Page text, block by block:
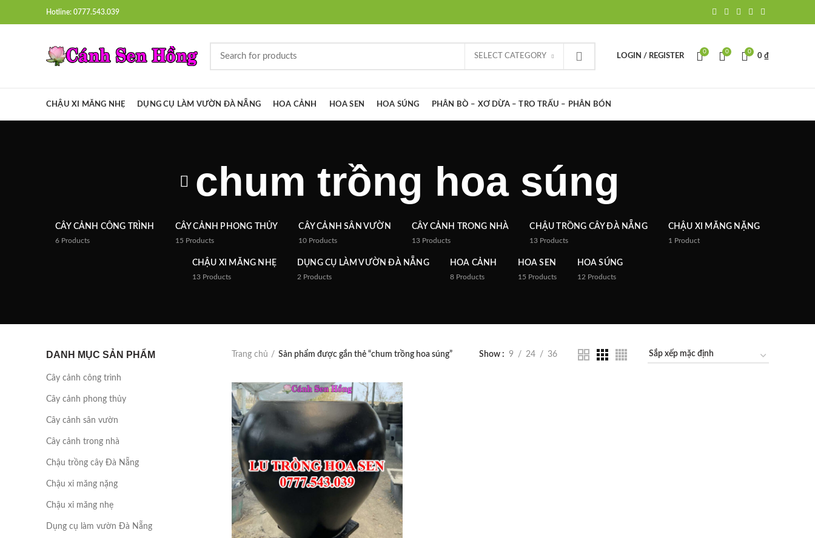
Hotline: 0777.543.039
SELECT CATEGORY LOGIN / REGISTER
0 0 0
0 ₫
CHẬU XI MĂNG NHẸ DỤNG CỤ LÀM VƯỜN ĐÀ NẴNG HOA CẢNH HOA SEN HOA SÚNG PHÂN BÒ – XƠ DỪA – TRO TRẤU – PHÂN BÓN
chum trồng hoa súng
CÂY CẢNH CÔNG TRÌNH
6 Products
CÂY CẢNH PHONG THỦY
15 Products
CÂY CẢNH SÂN VƯỜN
10 Products
CÂY CẢNH TRONG NHÀ
13 Products
CHẬU TRỒNG CÂY ĐÀ NẴNG
13 Products
CHẬU XI MĂNG NẶNG
1 Product
CHẬU XI MĂNG NHẸ
13 Products
DỤNG CỤ LÀM VƯỜN ĐÀ NẴNG
2 Products
HOA CẢNH
8 Products
HOA SEN
15 Products
HOA SÚNG
12 Products
DANH MỤC SẢN PHẨM
Cây cảnh công trình
Cây cảnh phong thủy
Cây cảnh sân vườn
Cây cảnh trong nhà
Chậu trồng cây Đà Nẵng
Chậu xi măng nặng
Chậu xi măng nhẹ
Dụng cụ làm vườn Đà Nẵng
Trang chủ Sản phẩm được gắn thẻ “chum trồng hoa súng” Show 9 24 36